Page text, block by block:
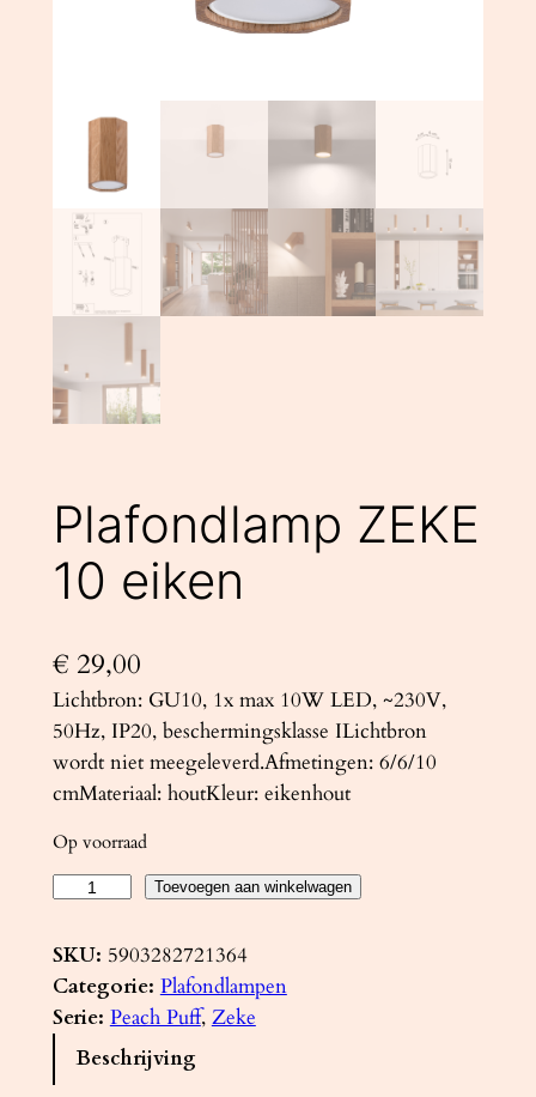
Plafondlamp ZEKE
10 eiken
€ 29,00
Lichtbron: GU10, 1x max 10W LED, ~230V,
50Hz, IP20, beschermingsklasse ILichtbron
wordt niet meegeleverd.Afmetingen: 6/6/10
cmMateriaal: houtKleur: eikenhout
Op voorraad
a
f
o
Toevoegen aan winkelwagen
SKU: 5903282721364
Categorie: Plafondlampen
Serie: Peach Puff, Zeke
Beschrijving